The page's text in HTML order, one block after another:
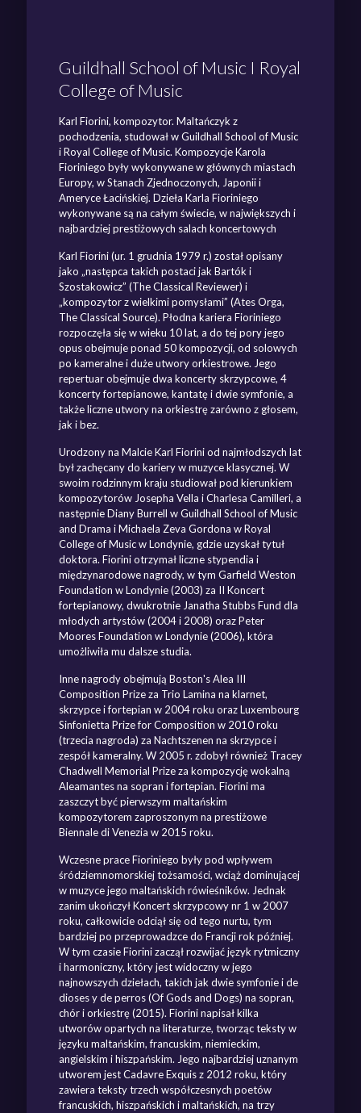
Guildhall School of Music I Royal
College of Music
Karl Fiorini, kompozytor. Maltańczyk z
pochodzenia, studował w Guildhall School of Music
i Royal College of Music. Kompozycje Karola
Fioriniego były wykonywane w głównych miastach
Europy, w Stanach Zjednoczonych, Japonii i
Ameryce Łacińskiej. Dzieła Karla Fioriniego
wykonywane są na całym świecie, w największych i
najbardziej prestiżowych salach koncertowych
Karl Fiorini (ur. 1 grudnia 1979 r.) został opisany
jako „następca takich postaci jak Bartók i
Szostakowicz” (The Classical Reviewer) i
„kompozytor z wielkimi pomysłami” (Ates Orga,
The Classical Source). Płodna kariera Fioriniego
rozpoczęła się w wieku 10 lat, a do tej pory jego
opus obejmuje ponad 50 kompozycji, od solowych
po kameralne i duże utwory orkiestrowe. Jego
repertuar obejmuje dwa koncerty skrzypcowe, 4
koncerty fortepianowe, kantatę i dwie symfonie, a
także liczne utwory na orkiestrę zarówno z głosem,
jak i bez.
Urodzony na Malcie Karl Fiorini od najmłodszych lat
był zachęcany do kariery w muzyce klasycznej. W
swoim rodzinnym kraju studiował pod kierunkiem
kompozytorów Josepha Vella i Charlesa Camilleri, a
następnie Diany Burrell w Guildhall School of Music
and Drama i Michaela Zeva Gordona w Royal
College of Music w Londynie, gdzie uzyskał tytuł
doktora. Fiorini otrzymał liczne stypendia i
międzynarodowe nagrody, w tym Garfield Weston
Foundation w Londynie (2003) za II Koncert
fortepianowy, dwukrotnie Janatha Stubbs Fund dla
młodych artystów (2004 i 2008) oraz Peter
Moores Foundation w Londynie (2006), która
umożliwiła mu dalsze studia.
Inne nagrody obejmują Boston's Alea III
Composition Prize za Trio Lamina na klarnet,
skrzypce i fortepian w 2004 roku oraz Luxembourg
Sinfonietta Prize for Composition w 2010 roku
(trzecia nagroda) za Nachtszenen na skrzypce i
zespół kameralny. W 2005 r. zdobył również Tracey
Chadwell Memorial Prize za kompozycję wokalną
Aleamantes na sopran i fortepian. Fiorini ma
zaszczyt być pierwszym maltańskim
kompozytorem zaproszonym na prestiżowe
Biennale di Venezia w 2015 roku.
Wczesne prace Fioriniego były pod wpływem
śródziemnomorskiej tożsamości, wciąż dominującej
w muzyce jego maltańskich rówieśników. Jednak
zanim ukończył Koncert skrzypcowy nr 1 w 2007
roku, całkowicie odciął się od tego nurtu, tym
bardziej po przeprowadzce do Francji rok później.
W tym czasie Fiorini zaczął rozwijać język rytmiczny
i harmoniczny, który jest widoczny w jego
najnowszych dziełach, takich jak dwie symfonie i de
dioses y de perros (Of Gods and Dogs) na sopran,
chór i orkiestrę (2015). Fiorini napisał kilka
utworów opartych na literaturze, tworząc teksty w
języku maltańskim, francuskim, niemieckim,
angielskim i hiszpańskim. Jego najbardziej uznanym
utworem jest Cadavre Exquis z 2012 roku, który
zawiera teksty trzech współczesnych poetów
francuskich, hiszpańskich i maltańskich, na trzy